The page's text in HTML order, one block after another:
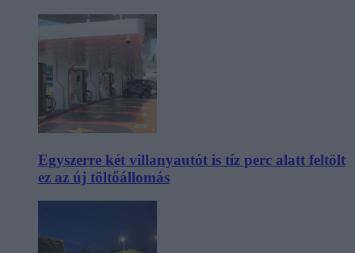
Egyszerre két villanyautót is tíz perc alatt feltölt
ez az új töltőállomás